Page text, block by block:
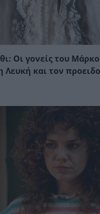
Οι γονείς του
Λευκή και τον